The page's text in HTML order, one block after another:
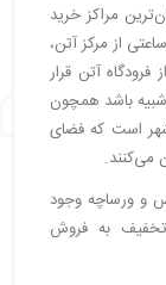
مراکز خرید
از مرکز آتن،
آتن قرار
باشد همچون
است که فضای
می‌کنند.
و ورساچه وجود
خود را با ۷۵ درصد تخفیف به فروش